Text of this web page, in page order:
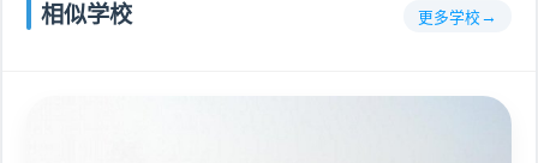
相似学校 更多学校